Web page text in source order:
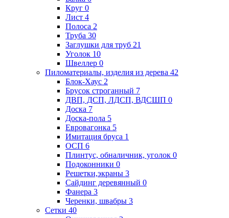
Круг 0
Лист 4
Полоса 2
Труба 30
Заглушки для труб 21
Уголок 10
Швеллер 0
Пиломатериалы, изделия из дерева 42
Блок-Хаус 2
Брусок строганный 7
ДВП, ДСП, ЛДСП, ВДСШП 0
Доска 7
Доска-пола 5
Евровагонка 5
Имитация бруса 1
ОСП 6
Плинтус, обналичник, уголок 0
Подоконники 0
Решетки,экраны 3
Сайдинг деревянный 0
Фанера 3
Черенки, швабры 3
Сетки 40